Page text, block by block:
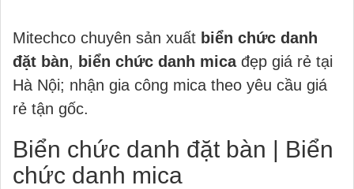
Mitechco chuyên sản xuất biển chức danh
đặt bàn, biển chức danh micađẹp giá rẻ tại
Hà Nội; nhận gia công mica theo yêu cầu giá
rẻ tận gốc.
Biển chức danh đặt bàn | Biển
chức danh mica